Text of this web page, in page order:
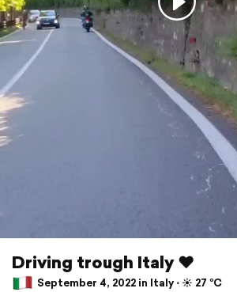
Driving trough Italy ❤️
September 4, 2022 in Italy ⋅ ☀️ 27 °C